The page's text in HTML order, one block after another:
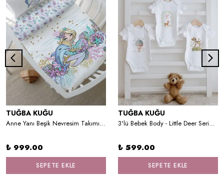
TUĞBA KUĞU
Anne Yanı Beşik Nevresim Takımı (60x100) - Iconic Serisi - Blonde Mermaid
₺ 999.00
SEPETE EKLE
TUĞBA KUĞU
3'lü Bebek Body - Little Deer Series - P Harfi
₺ 599.00
SEPETE EKLE